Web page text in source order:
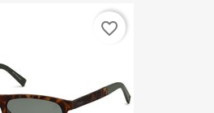
favorite_border